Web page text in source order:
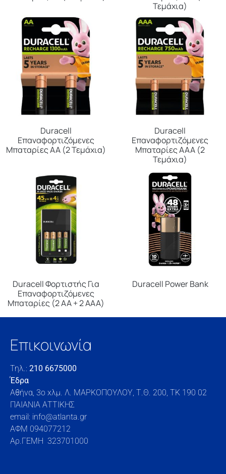
Τεμάχια)
Duracell
Επαναφορτιζόμενες
Μπαταρίες ΑΑ (2 Τεμάχια)
Duracell
Επαναφορτιζόμενες
Μπαταρίες ΑΑΑ (2
Τεμάχια)
Duracell Φορτιστής Για
Επαναφορτιζόμενες
Μπαταρίες (2 ΑΑ + 2 AΑΑ)
Duracell Power Bank
Επικοινωνία
Τηλ.: 210 6675000
Έδρα
Αθήνα, 3o xλμ. Λ. ΜΑΡΚΟΠΟΥΛΟΥ, Τ.Θ. 200, TK 190 02
ΠΑΙΑΝΙΑ ΑΤΤΙΚΗΣ
email: info@atlanta.gr
ΑΦΜ 094077212
Αρ.ΓΕΜΗ 323701000